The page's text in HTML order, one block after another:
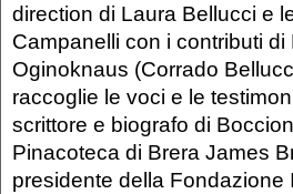
direction di Laura Bellucci e
Campanelli con i contributi
Oginoknaus (Corrado
raccoglie le voci e le
scrittore e biografo di
Pinacoteca di Brera James
presidente della Fondazione